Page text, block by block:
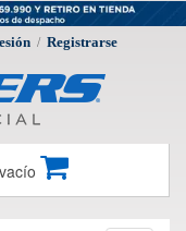
/ Registrarse